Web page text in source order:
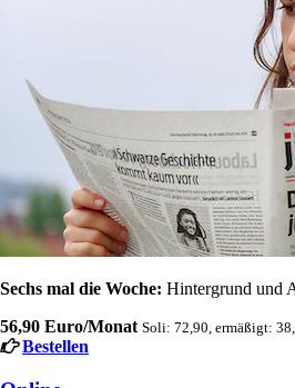
Sechs mal die Woche: Hintergrund und
56,90 Euro/Monat Soli: 72,90, ermäßigt:
Bestellen